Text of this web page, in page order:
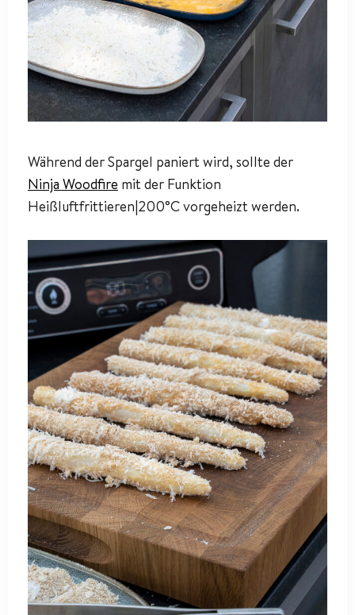
Während der Spargel paniert wird, sollte der
Ninja Woodfire mit der Funktion
Heißluftfrittieren|200°C vorgeheizt werden.